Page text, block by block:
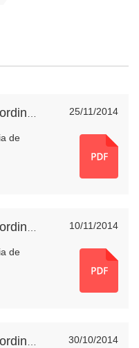
25/11/2014
de
10/11/2014
de
30/10/2014